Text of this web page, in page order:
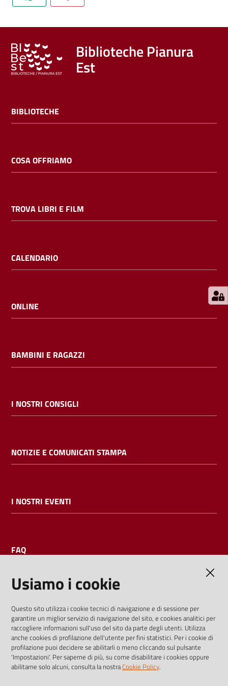
e
Calendario
Online
ragazzi
i
l
Cerca nei
cataloghi
Chiedi al
Biblioteche Pianura
Est
BIBLIOTECHE
COSA OFFRIAMO
TROVA LIBRI E FILM
CALENDARIO
ONLINE
BAMBINI E RAGAZZI
I NOSTRI CONSIGLI
NOTIZIE E COMUNICATI STAMPA
I NOSTRI EVENTI
FAQ
I dati personali pubblicati sono riutilizzabili solo alle condizioni
previste dalla direttiva comunitaria 2003/98/CE e dal d.lgs.
36/2006
Usiamo i cookie
Questo sito utilizza i cookie tecnici di navigazione e di sessione per
garantire un miglior servizio di navigazione del sito, e cookies analitici per
raccogliere informazioni sull'uso del sito da parte degli utenti. Utilizza
anche cookies di profilazione dell'utente per fini statistici. Per i cookie di
profilazione puoi decidere se abilitarli o meno cliccando sul pulsante
'Impostazioni'. Per saperne di più, su come disabilitare i cookies oppure
abilitarne solo alcuni, consulta la nostraCookie Policy.